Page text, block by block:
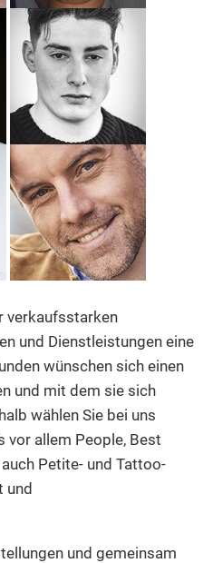
verkaufsstarken
und Dienstleistungen eine
wünschen sich einen
und mit dem sie sich
wählen Sie bei uns
vor allem People, Best
Petite- und Tattoo-
und
und gemeinsam